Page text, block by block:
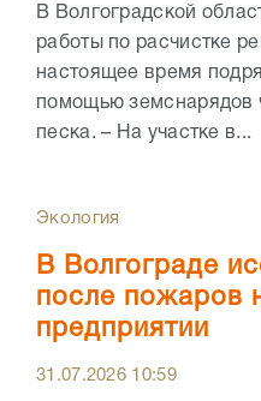
В Волгоградской
работы по расчистке
настоящее время
помощью земснарядов
песка. – На участке в...
Экология
В Волгограде
после пожаров
предприятии
31.07.2026 10:59